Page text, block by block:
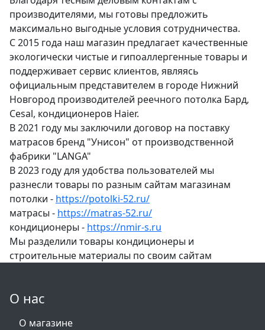
производителями, мы готовы предложить
максимально выгодные условия сотрудничества.
С 2015 года наш магазин предлагает качественные
экологически чистые и гипоаллергенные товары и
поддерживает сервис клиентов, являясь
официальным представителем в городе Нижний
Новгород производителей реечного потолка Бард,
Cesal, кондиционеров Haier.
В 2021 году мы заключили договор на поставку
матрасов бренд "Унисон" от производственной
фабрики "LANGA"
В 2023 году для удобства пользователей мы
разнесли товары по разным сайтам магазинам
потолки - https://potolki-52.ru/
матрасы - https://matras-52.ru/
кондиционеры - https://nmir-s.ru
Мы разделили товары кондиционеры и
строительные материалы по своим сайтам
О нас
О магазине